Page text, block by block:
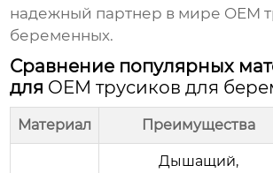
надежный партнер в мире OEM
беременных.
Сравнение популярных
для OEM трусиков для
Материал Преимущества
Дышащий,